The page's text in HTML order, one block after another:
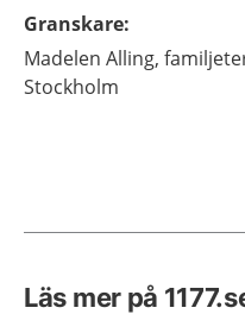
Granskare:
Madelen Alling,
Stockholm
Läs mer på